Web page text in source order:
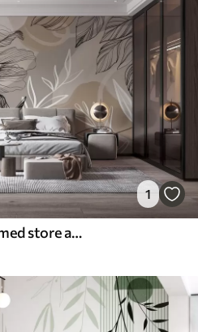
1
Elegant blomsterprint med store abstrakte linjeblomster og blade i grå og beige nuancer på en lys baggrund